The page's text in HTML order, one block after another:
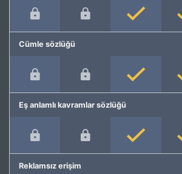
Cümle sözlüğü
Eş anlamlı kavramlar sözlüğü
Reklamsız erişim